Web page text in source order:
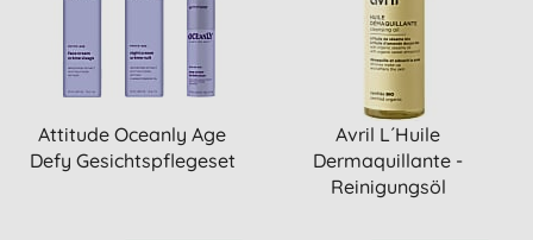
Attitude Oceanly Age
Defy Gesichtspflegeset
Avril L´Huile
Dermaquillante -
Reinigungsöl